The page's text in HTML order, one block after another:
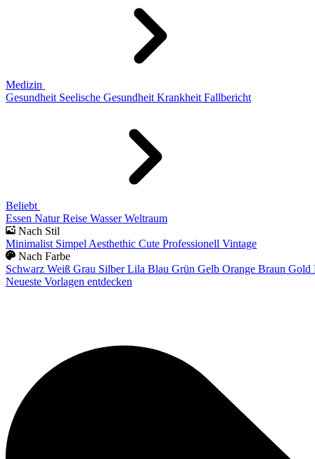
Medizin
Gesundheit Seelische Gesundheit Krankheit Fallbericht
Beliebt
Essen Natur Reise Wasser Weltraum
Nach Stil
Minimalist Simpel Aesthethic Cute Professionell Vintage
Nach Farbe
Schwarz Weiß Grau Silber Lila Blau Grün Gelb Orange Braun Gold
Neueste Vorlagen entdecken